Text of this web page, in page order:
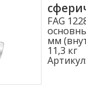
d (мм)
FAG
мм
11,3 кг
Артикул: